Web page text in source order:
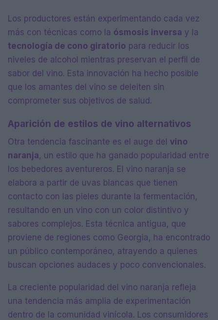
Los productores están experimentando cada vez
más con técnicas como la ósmosis inversa y la
tecnología de cono giratorio para reducir los
niveles de alcohol mientras preservan el perfil de
sabor del vino. Esta innovación ha hecho posible
que los amantes del vino se deleiten sin
comprometer sus objetivos de salud.
Aparición de estilos de vino alternativos
Otra tendencia fascinante es el auge del vino
naranja, un estilo que ha ganado popularidad entre
los bebedores aventureros. El vino naranja se
elabora a partir de uvas blancas que tienen
contacto con las pieles durante la fermentación,
resultando en un vino con un color distintivo y
sabores complejos. Esta técnica antigua, que
proviene de regiones como Georgia, ha encontrado
un público contemporáneo, atrayendo a quienes
buscan opciones audaces y poco convencionales.
La creciente popularidad del vino naranja refleja
una tendencia más amplia de experimentación
dentro de la comunidad vinícola. Los consumidores